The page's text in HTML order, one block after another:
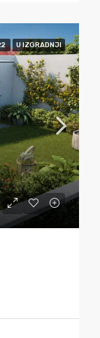
U IZGRADNJI